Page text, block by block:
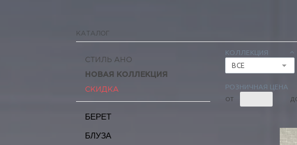
КАТАЛОГ
КОЛЛЕКЦИЯ
ВСЕ
РОЗНИЧНАЯ ЦЕНА
ОТ
СТИЛЬ АНО
НОВАЯ КОЛЛЕКЦИЯ
СКИДКА
БЕРЕТ
БЛУЗА